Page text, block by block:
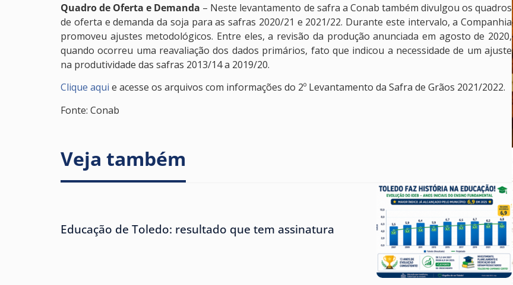
Quadro de Oferta e Demanda – Neste levantamento de safra a Conab também divulgou os quadros
de oferta e demanda da soja para as safras 2020/21 e 2021/22. Durante este intervalo, a Companhia
promoveu ajustes metodológicos. Entre eles, a revisão da produção anunciada em agosto de 2020,
quando ocorreu uma reavaliação dos dados primários, fato que indicou a necessidade de um ajuste
na produtividade das safras 2013/14 a 2019/20.
Clique aqui e acesse os arquivos com informações do 2º Levantamento da Safra de Grãos 2021/2022.
Fonte: Conab
Veja também
Educação de Toledo: resultado que tem assinatura